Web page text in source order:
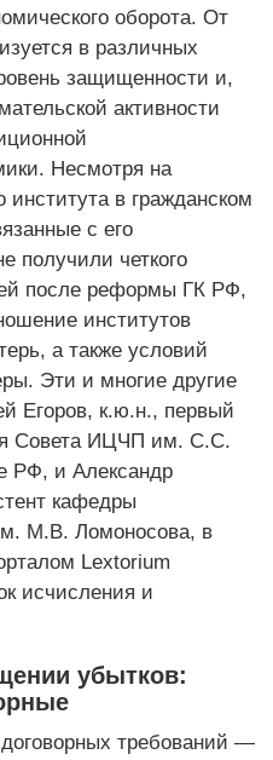
оборота. От
в различных
защищенности и,
активности
Несмотря на
института в гражданском
с его
получили четкого
после реформы ГК РФ,
институтов
а также условий
Эти и многие другие
Егоров, к.ю.н., первый
Совета ИЦЧП им. С.С.
РФ, и Александр
кафедры
М.В. Ломоносова, в
Lextorium
исчисления и
убытков:
требований —